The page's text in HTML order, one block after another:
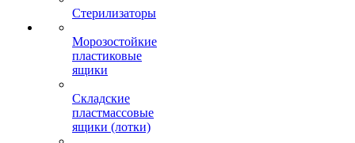
Стерилизаторы
Морозостойкие
пластиковые
ящики
Складские
пластмассовые
ящики (лотки)